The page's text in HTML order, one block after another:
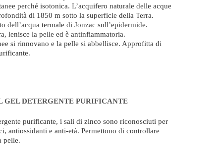
perché isotonica. L’acquifero naturale delle acque
di 1850 m sotto la superficie della Terra.
dell’acqua termale di Jonzac sull’epidermide.
lenisce la pelle ed è antinfiammatoria.
si rinnovano e la pelle si abbellisce. Approfitta di
DETERGENTE PURIFICANTE
purificante, i sali di zinco sono riconosciuti per
antiossidanti e anti-età. Permettono di controllare
pelle.